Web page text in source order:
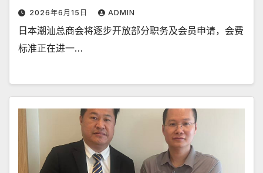
2026年6月15日 ADMIN
日本潮汕总商会将逐步开放部分职务及会员申请，会费
标准正在进一…